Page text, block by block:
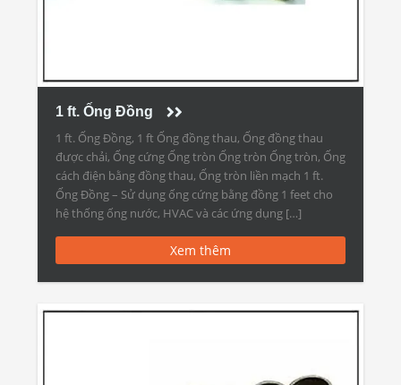
1 ft. Ống Đồng
1 ft. Ống Đồng, 1 ft Ống đồng thau, Ống đồng thau
được chải, Ống cứng Ống tròn Ống tròn Ống tròn, Ống
cách điện bằng đồng thau, Ống tròn liền mạch 1 ft.
Ống Đồng – Sử dụng ống cứng bằng đồng 1 feet cho
hệ thống ống nước, HVAC và các ứng dụng […]
Xem thêm